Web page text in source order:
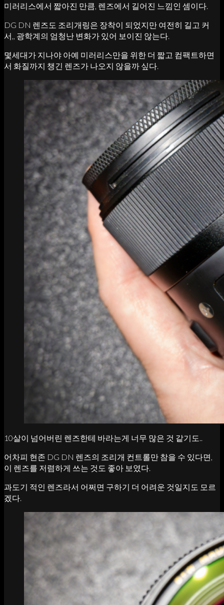
미러리스에서 짧아진 만큼, 렌즈에서 길어진 느낌인 셈이다.
DG DN 렌즈도 조리개링은 장착이 되었지만 여전히 길고 커
서,, 광학계의 엄청난 변화가 있어 보이진 않는다.
몇세대가 지나야 아예 미러리스만을 위한 더 짧고 컴팩트하면
서 화질까지 챙긴 렌즈가 나오지 않을까 싶다.
10살이 넘어버린 렌즈한테 바라는게 너무 많은 것 같기도..
어차피 현존 DG DN 렌즈의 조리개 컨트롤만 참을 수 있다면,
이 렌즈를 저렴하게 쓰는 것도 좋아 보였다.
과도기 적인 렌즈라서 어쩌면 구하기 더 어려운 것일지도 모르
겠다.